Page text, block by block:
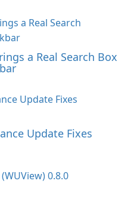
a Real Search Box
Update Fixes